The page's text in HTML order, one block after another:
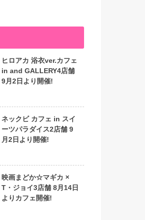
ヒロアカ 浴衣ver.カフェ
in and GALLERY4店舗
9月2日より開催!
ネックビ カフェ in スイ
ーツパラダイス2店舗 9
月2日より開催!
映画まどか☆マギカ ×
T・ジョイ3店舗 8月14日
よりカフェ開催!